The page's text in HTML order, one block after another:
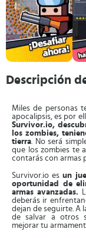
Descripción
Miles de personas
apocalipsis, es por
Survivor.io,
los zombies,
tierra. No será
que los zombies te
contarás con armas
Survivor.io esun
oportunidad de
armas avanzadas.
deberás ir
dejan de seguirte. A
de salvar a otros
mejorar tu